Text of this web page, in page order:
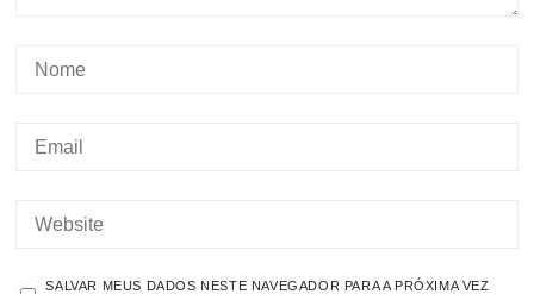
SALVAR MEUS DADOS NESTE NAVEGADOR PARA A PRÓXIMA VEZ